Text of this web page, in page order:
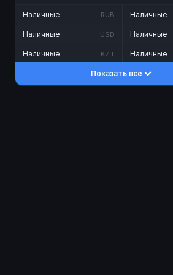
Наличные RUB
Наличные USD
Наличные KZT
Наличные
Наличные
Наличные
Показать все